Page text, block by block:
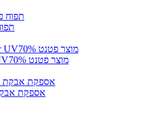
Apple Polyphenols Powder UV70% מוצר פטנט
אספקת